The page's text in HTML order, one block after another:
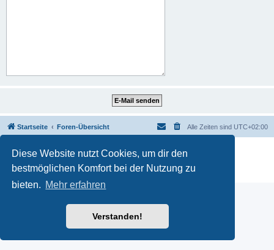
Diese Website nutzt Cookies, um dir den
bestmöglichen Komfort bei der Nutzung zu
bieten. Mehr erfahren
Verstanden!
Startseite Foren-Übersicht Alle Zeiten sind UTC+02:00
Powered by phpBB
® Forum Software © phpBB Limited
Deutsche Übersetzung durch
Datenschutz|Nutzungsbedingungen